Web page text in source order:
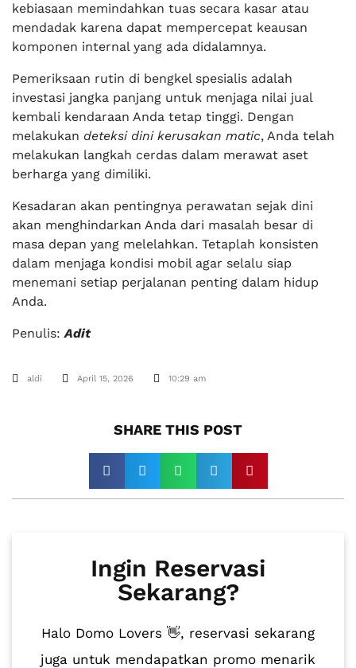
kebiasaan memindahkan tuas secara kasar atau
mendadak karena dapat mempercepat keausan
komponen internal yang ada didalamnya.
Pemeriksaan rutin di bengkel spesialis adalah
investasi jangka panjang untuk menjaga nilai jual
kembali kendaraan Anda tetap tinggi. Dengan
melakukan deteksi dini kerusakan matic, Anda telah
melakukan langkah cerdas dalam merawat aset
berharga yang dimiliki.
Kesadaran akan pentingnya perawatan sejak dini
akan menghindarkan Anda dari masalah besar di
masa depan yang melelahkan. Tetaplah konsisten
dalam menjaga kondisi mobil agar selalu siap
menemani setiap perjalanan penting dalam hidup
Anda.
Penulis:Adit
aldi April 15, 2026 10:29 am
SHARE THIS POST​
Ingin Reservasi
Sekarang?
Halo Domo Lovers 👋, reservasi sekarang
juga untuk mendapatkan promo menarik